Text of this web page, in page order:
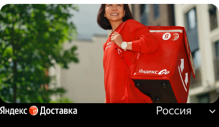
Водитель
грузовой машины
Пеший курьер
Россия